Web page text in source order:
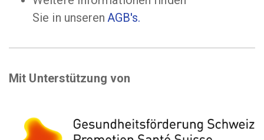
Sie in unseren AGB's.
Mit Unterstützung von